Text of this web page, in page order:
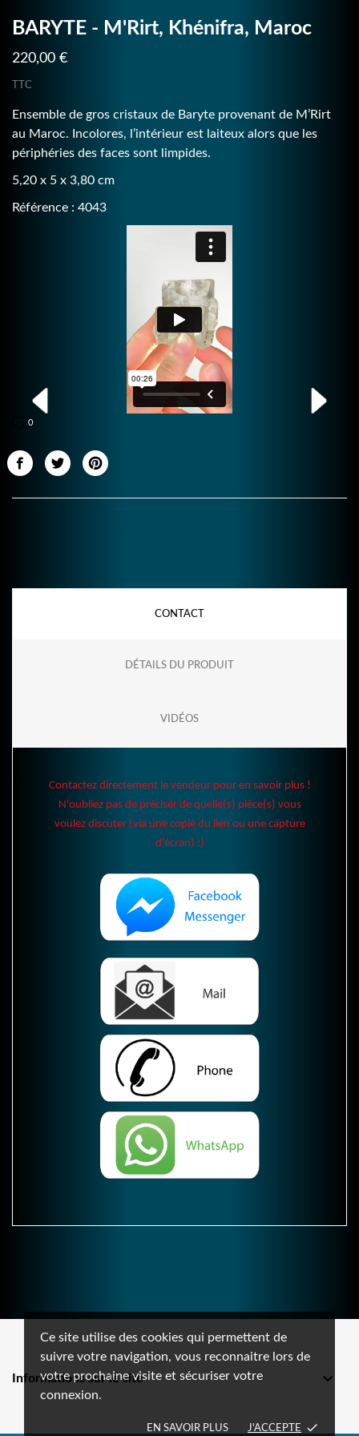
Ce site utilise des cookies qui permettent de
suivre votre navigation, vous reconnaitre lors de
votre prochaine visite et sécuriser votre
connexion.
EN SAVOIR PLUS J'ACCEPTE done
BARYTE - M'Rirt, Khénifra, Maroc
220,00 €
TTC
Ensemble de gros cristaux de Baryte provenant de M’Rirt
au Maroc. Incolores, l’intérieur est laiteux alors que les
périphéries des faces sont limpides.
5,20 x 5 x 3,80 cm
Référence : 4043
0
CONTACT
DÉTAILS DU PRODUIT
VIDÉOS
Contactez directement le vendeur pour en savoir plus !
N'oubliez pas de préciser de quelle(s) pièce(s) vous
voulez discuter (via une copie du lien ou une capture
d'écran) :)
Informations sur le site 